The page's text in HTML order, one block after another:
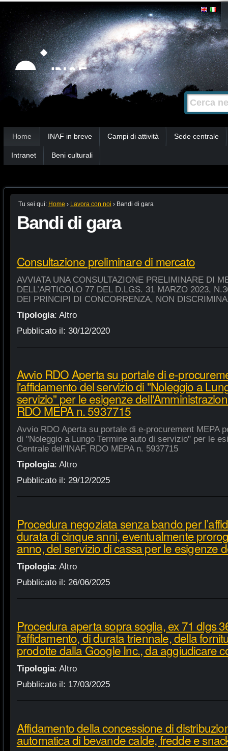
Strumenti
personali
Salta
contenuti.
|
Salta
alla
navigazione
Cerca nel
Ricerca
avanzata…
Home INAF in breve Campi di attività Sede centrale
Intranet Beni culturali
Tu sei qui: Home › Lavora con noi › Bandi di gara
Bandi di gara
Consultazione preliminare di mercato
AVVIATA UNA CONSULTAZIONE PRELIMINARE DI
DELL’ARTICOLO 77 DEL D.LGS. 31 MARZO 2023,
DEI PRINCIPI DI CONCORRENZA, NON
Tipologia: Altro
Pubblicato il: 30/12/2020
Avvio RDO Aperta su portale di e-
l'affidamento del servizio di "Noleggio a
servizio" per le esigenze
RDO MEPA n. 5937715
Avvio RDO Aperta su portale di e-procurement MEPA
di "Noleggio a Lungo Termine auto di servizio" per le
Centrale dell'INAF. RDO MEPA n. 5937715
Tipologia: Altro
Pubblicato il: 29/12/2025
Procedura negoziata senza bando per
durata di cinque anni, eventualmente
anno, del servizio di cassa per le esigenze
Tipologia: Altro
Pubblicato il: 26/06/2025
Procedura aperta sopra soglia, ex 71 dlgs
l'affidamento, di durata triennale, della
prodotte dalla Google Inc., da aggiudicare
Tipologia: Altro
Pubblicato il: 17/03/2025
Affidamento della concessione di
automatica di bevande calde, fredde e